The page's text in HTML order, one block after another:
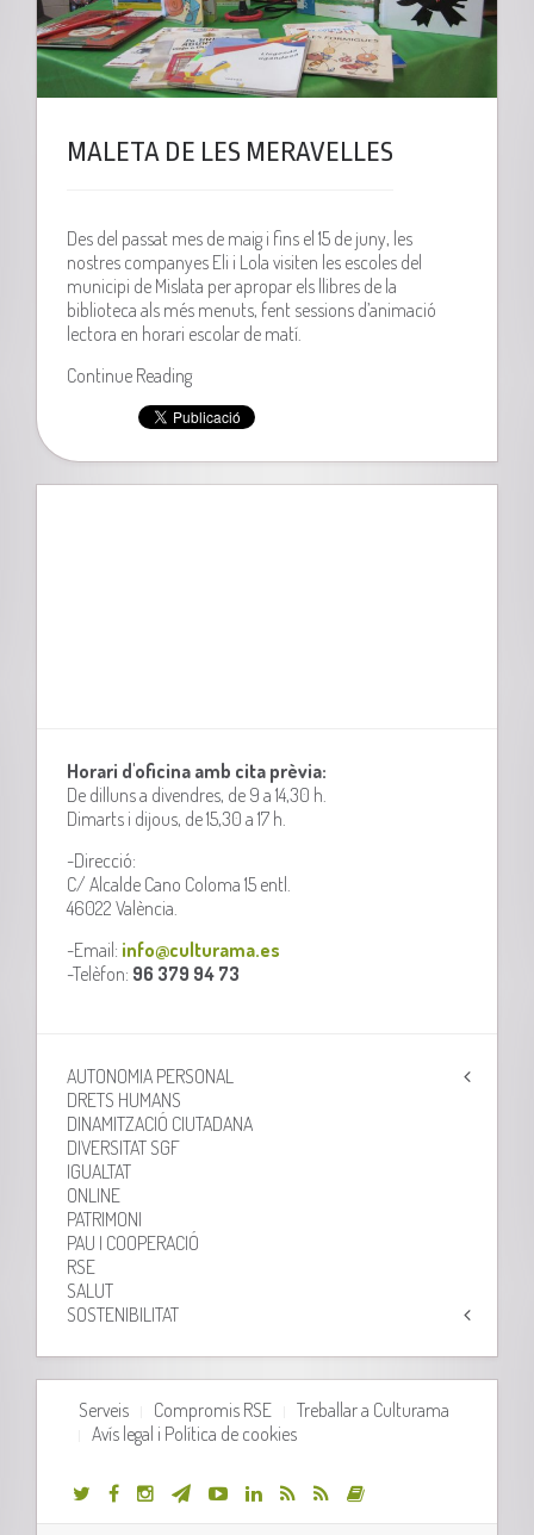
MALETA DE LES MERAVELLES
Des del passat mes de maig i fins el 15 de juny, les
nostres companyes Eli i Lola visiten les escoles del
municipi de Mislata per apropar els llibres de la
biblioteca als més menuts, fent sessions d’animació
lectora en horari escolar de matí.
Continue Reading
Horari d'oficina amb cita prèvia:
De dilluns a divendres, de 9 a 14,30 h.
Dimarts i dijous, de 15,30 a 17 h.
-Direcció:
C/ Alcalde Cano Coloma 15 entl.
46022 València.
-Email: info@culturama.es
-Telèfon: 96 379 94 73
AUTONOMIA PERSONAL
DRETS HUMANS
DINAMITZACIÓ CIUTADANA
DIVERSITAT SGF
IGUALTAT
ONLINE
PATRIMONI
PAU I COOPERACIÓ
RSE
SALUT
SOSTENIBILITAT
Serveis Compromis RSE
Treballar a Culturama
Avís legal i Política de cookies